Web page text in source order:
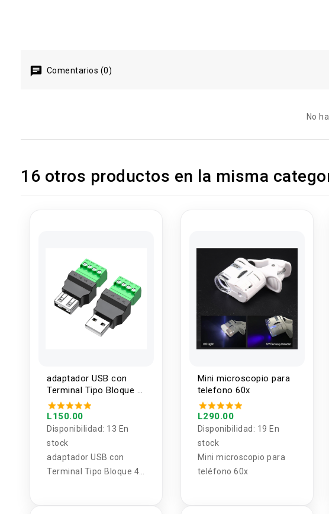
Comentarios (0)
No
16 otros productos en la misma
adaptador USB con
Terminal Tipo Bloque 4
pines hembra / macho
L150.00
Disponibilidad: 13 En
stock
adaptador USB con
Terminal Tipo Bloque 4
Mini microscopio para
telefono 60x
L290.00
Disponibilidad: 19 En
stock
Mini microscopio para
teléfono 60x